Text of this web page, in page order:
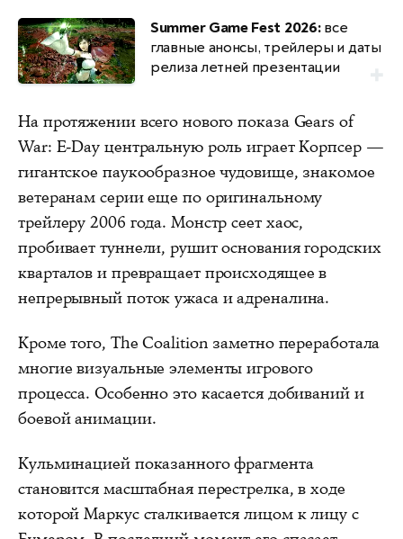
Summer Game Fest 2026:все
главные анонсы, трейлеры и даты
релиза летней презентации
На протяжении всего нового показа Gears of
War: E-Day центральную роль играет Корпсер —
гигантское паукообразное чудовище, знакомое
ветеранам серии еще по оригинальному
трейлеру 2006 года. Монстр сеет хаос,
пробивает туннели, рушит основания городских
кварталов и превращает происходящее в
непрерывный поток ужаса и адреналина.
Кроме того, The Coalition заметно переработала
многие визуальные элементы игрового
процесса. Особенно это касается добиваний и
боевой анимации.
Кульминацией показанного фрагмента
становится масштабная перестрелка, в ходе
которой Маркус сталкивается лицом к лицу с